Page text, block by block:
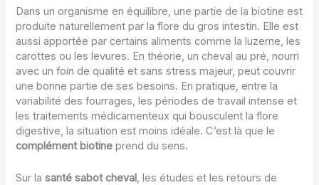
Dans un organisme en équilibre, une partie de la biotine est
produite naturellement par la flore du gros intestin. Elle est
aussi apportée par certains aliments comme la luzerne, les
carottes ou les levures. En théorie, un cheval au pré, nourri
avec un foin de qualité et sans stress majeur, peut couvrir
une bonne partie de ses besoins. En pratique, entre la
variabilité des fourrages, les périodes de travail intense et
les traitements médicamenteux qui bousculent la flore
digestive, la situation est moins idéale. C’est là que le
complément biotine prend du sens.
Sur lasanté sabot cheval , les études et les retours de